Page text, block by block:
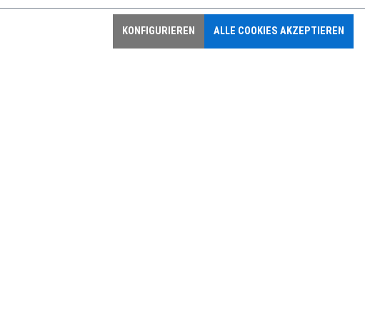
KONFIGURIEREN ALLE COOKIES AKZEPTIEREN